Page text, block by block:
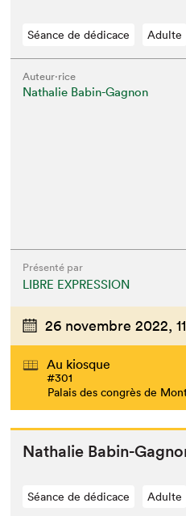
Séance de dédicace Adulte
Auteur·rice
Nathalie Babin-Gagnon
Présenté par
LIBRE EXPRESSION
26 novembre 2022,
Au kiosque
#301
Palais des congrès de
Nathalie Babin-
Séance de dédicace Adulte